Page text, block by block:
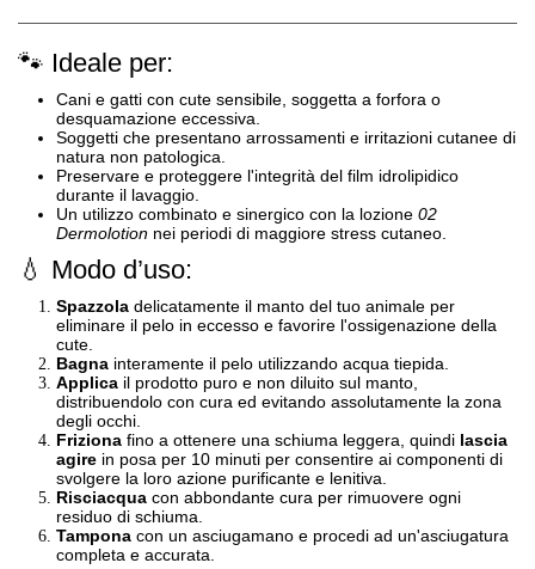
🐾 Ideale per:
Cani e gatti con cute sensibile, soggetta a forfora o
desquamazione eccessiva
Soggetti che presentano arrossamenti e irritazioni cutanee di
natura non patologica
Preservare e proteggere l'integrità del film idrolipidico
durante il lavaggio
Un utilizzo combinato e sinergico con la lozione 02
Dermolotion nei periodi di maggiore stress cutaneo
💧 Modo d’uso:
Spazzola delicatamente il manto del tuo animale per
eliminare il pelo in eccesso e favorire l'ossigenazione della
cute
Bagna interamente il pelo utilizzando acqua tiepida
Applica il prodotto puro e non diluito sul manto,
distribuendolo con cura ed evitando assolutamente la zona
degli occhi
Friziona fino a ottenere una schiuma leggera, quindi lascia
agire in posa per 10 minuti per consentire ai componenti di
svolgere la loro azione purificante e lenitiva
Risciacqua con abbondante cura per rimuovere ogni
residuo di schiuma
Tampona con un asciugamano e procedi ad un'asciugatura
completa e accurata